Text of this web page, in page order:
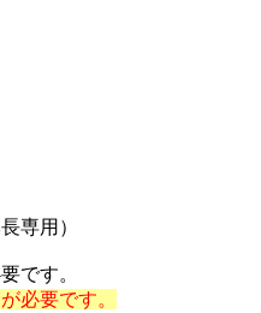
専用）
です。
必要です。